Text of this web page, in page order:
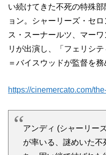
い続けてきた不死の特殊
ョン。シャーリーズ・セ
ス・スーナールツ、マー
リが出演し、「フェリシ
＝バイスウッドが監督を務
https://cinemercato.com/
アンディ (シャーリー
が率いる、謎めいた不